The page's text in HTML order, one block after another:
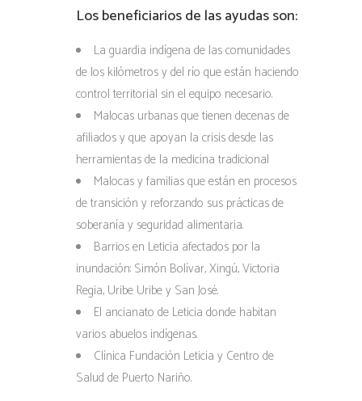
Los beneficiarios de las ayudas son:
La guardia indígena de las comunidades
de los kilómetros y del río que están haciendo
control territorial sin el equipo necesario.
Malocas urbanas que tienen decenas de
afiliados y que apoyan la crisis desde las
herramientas de la medicina tradicional
Malocas y familias que están en procesos
de transición y reforzando sus prácticas de
soberanía y seguridad alimentaria.
Barrios en Leticia afectados por la
inundación: Simón Bolívar, Xingú, Victoria
Regia, Uribe Uribe y San José.
El ancianato de Leticia donde habitan
varios abuelos indígenas.
Clínica Fundación Leticia y Centro de
Salud de Puerto Nariño.